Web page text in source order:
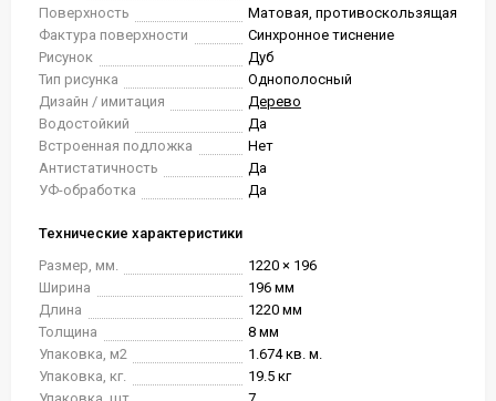
Поверхность
Матовая, противоскользящая
Фактура поверхности
Синхронное тиснение
Рисунок
Дуб
Тип рисунка
Однополосный
Дизайн / имитация
Дерево
Водостойкий
Да
Встроенная подложка
Нет
Антистатичность
Да
УФ-обработка
Да
Технические характеристики
Размер, мм.
1220 × 196
Ширина
196 мм
Длина
1220 мм
Толщина
8 мм
Упаковка, м2
1.674 кв. м.
Упаковка, кг.
19.5 кг